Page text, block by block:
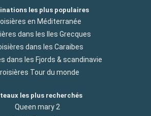
les plus populaires
en Méditerranée
dans les Iles Grecques
dans les Caraibes
dans les Fjords & scandinavie
Tour du monde
les plus recherchés
Queen mary 2